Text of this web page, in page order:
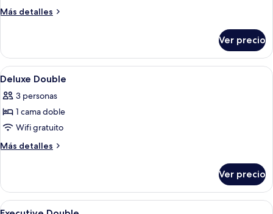
Más detalles
Más
Ver precio
Abrir
todas
las
fotos
de
Deluxe
Habitación de hotel con una cama
2
Deluxe Double
3 personas
1 cama doble
Wifi gratuito
Más detalles
Más
Double
Ver precio
Abrir
Habitación de hotel con una cama
2